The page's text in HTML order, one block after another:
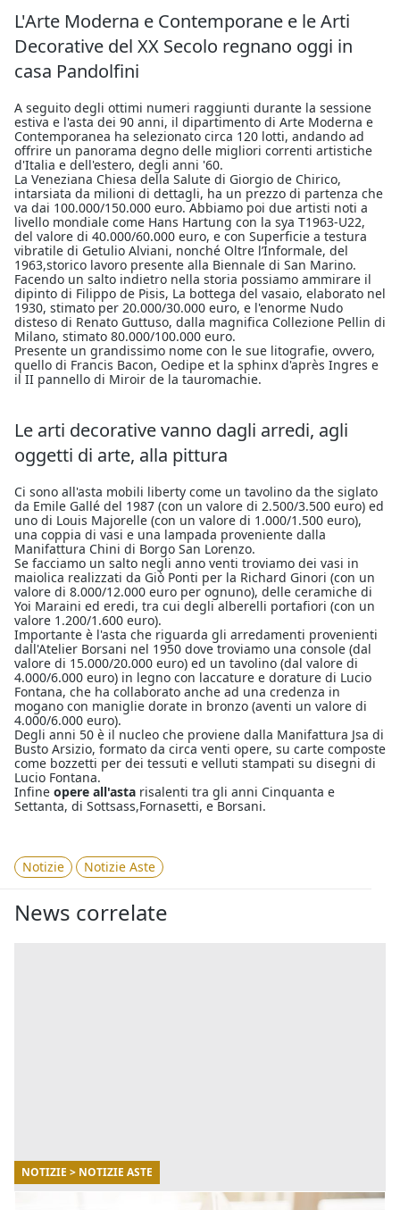
L'Arte Moderna e Contemporane e le Arti
Decorative del XX Secolo regnano oggi in
casa Pandolfini
A seguito degli ottimi numeri raggiunti durante la sessione
estiva e l'asta dei 90 anni, il dipartimento di Arte Moderna e
Contemporanea ha selezionato circa 120 lotti, andando ad
offrire un panorama degno delle migliori correnti artistiche
d'Italia e dell'estero, degli anni '60.
La Veneziana Chiesa della Salute di Giorgio de Chirico,
intarsiata da milioni di dettagli, ha un prezzo di partenza che
va dai 100.000/150.000 euro. Abbiamo poi due artisti noti a
livello mondiale come Hans Hartung con la sya T1963-U22,
del valore di 40.000/60.000 euro, e con Superficie a testura
vibratile di Getulio Alviani, nonché Oltre l’Informale, del
1963,storico lavoro presente alla Biennale di San Marino.
Facendo un salto indietro nella storia possiamo ammirare il
dipinto di Filippo de Pisis, La bottega del vasaio, elaborato nel
1930, stimato per 20.000/30.000 euro, e l'enorme Nudo
disteso di Renato Guttuso, dalla magnifica Collezione Pellin di
Milano, stimato 80.000/100.000 euro.
Presente un grandissimo nome con le sue litografie, ovvero,
quello di Francis Bacon, Oedipe et la sphinx d'après Ingres e
il II pannello di Miroir de la tauromachie.
Le arti decorative vanno dagli arredi, agli
oggetti di arte, alla pittura
Ci sono all'asta mobili liberty come un tavolino da the siglato
da Emile Gallé del 1987 (con un valore di 2.500/3.500 euro) ed
uno di Louis Majorelle (con un valore di 1.000/1.500 euro),
una coppia di vasi e una lampada proveniente dalla
Manifattura Chini di Borgo San Lorenzo.
Se facciamo un salto negli anno venti troviamo dei vasi in
maiolica realizzati da Giò Ponti per la Richard Ginori (con un
valore di 8.000/12.000 euro per ognuno), delle ceramiche di
Yoi Maraini ed eredi, tra cui degli alberelli portafiori (con un
valore 1.200/1.600 euro).
Importante è l'asta che riguarda gli arredamenti provenienti
dall'Atelier Borsani nel 1950 dove troviamo una console (dal
valore di 15.000/20.000 euro) ed un tavolino (dal valore di
4.000/6.000 euro) in legno con laccature e dorature di Lucio
Fontana, che ha collaborato anche ad una credenza in
mogano con maniglie dorate in bronzo (aventi un valore di
4.000/6.000 euro).
Degli anni 50 è il nucleo che proviene dalla Manifattura Jsa di
Busto Arsizio, formato da circa venti opere, su carte composte
come bozzetti per dei tessuti e velluti stampati su disegni di
Lucio Fontana.
Infine opere all'asta risalenti tra gli anni Cinquanta e
Settanta, di Sottsass,Fornasetti, e Borsani.
Notizie Notizie Aste
News correlate
NOTIZIE > NOTIZIE ASTE